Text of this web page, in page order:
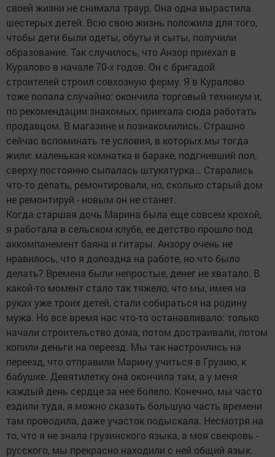
своей жизни не снимала траур. Она одна вырастила
шестерых детей. Всю свою жизнь положила для того,
чтобы дети были одеты, обуты и сыты, получили
образование. Так случилось, что Анзор приехал в
Куралово в начале 70-х годов. Он с бригадой
строителей строил совхозную ферму. Я в Куралово
тоже попала случайно: окончила торговый техникум и,
по рекомендации знакомых, приехала сюда работать
продавцом. В магазине и познакомились. Страшно
сейчас вспоминать те условия, в которых мы тогда
жили: маленькая комнатка в бараке, подгнивший пол,
сверху постоянно сыпалась штукатурка… Старались
что-то делать, ремонтировали, но, сколько старый дом
не ремонтируй - новым он не станет.
Когда старшая дочь Марина была еще совсем крохой,
я работала в сельском клубе, ее детство прошло под
аккомпанемент баяна и гитары. Анзору очень не
нравилось, что я допоздна на работе, но что было
делать? Времена были непростые, денег не хватало. В
какой-то момент стало так тяжело, что мы, имея на
руках уже троих детей, стали собираться на родину
мужа. Но все время нас что-то останавливало: только
начали строительство дома, потом достраивали, потом
копили деньги на переезд. Мы так настроились на
переезд, что отправили Марину учиться в Грузию, к
бабушке. Девятилетку она окончила там, а у меня
каждый день сердце за нее болело. Конечно, мы часто
ездили туда, я можно сказать большую часть времени
там проводила, даже участок подыскала. Несмотря на
то, что я не знала грузинского языка, а моя свекровь -
русского, мы прекрасно находили с ней общий язык.